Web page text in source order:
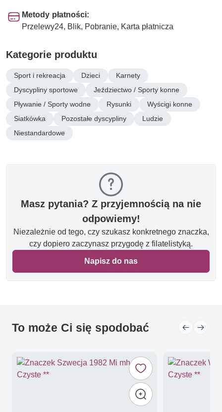
Metody płatności:
Przelewy24, Blik, Pobranie, Karta płatnicza
Kategorie produktu
Sport i rekreacja Dzieci
Karnety
Dyscypliny sportowe
Jeździectwo / Sporty konne
Pływanie / Sporty wodne
Rysunki
Wyścigi konne
Siatkówka
Pozostałe dyscypliny
Ludzie
Niestandardowe
Masz pytania? Z przyjemnością na nie
odpowiemy!
Niezależnie od tego, czy szukasz konkretnego znaczka,
czy dopiero zaczynasz przygodę z filatelistyką.
Napisz do nas
To może Ci się spodobać